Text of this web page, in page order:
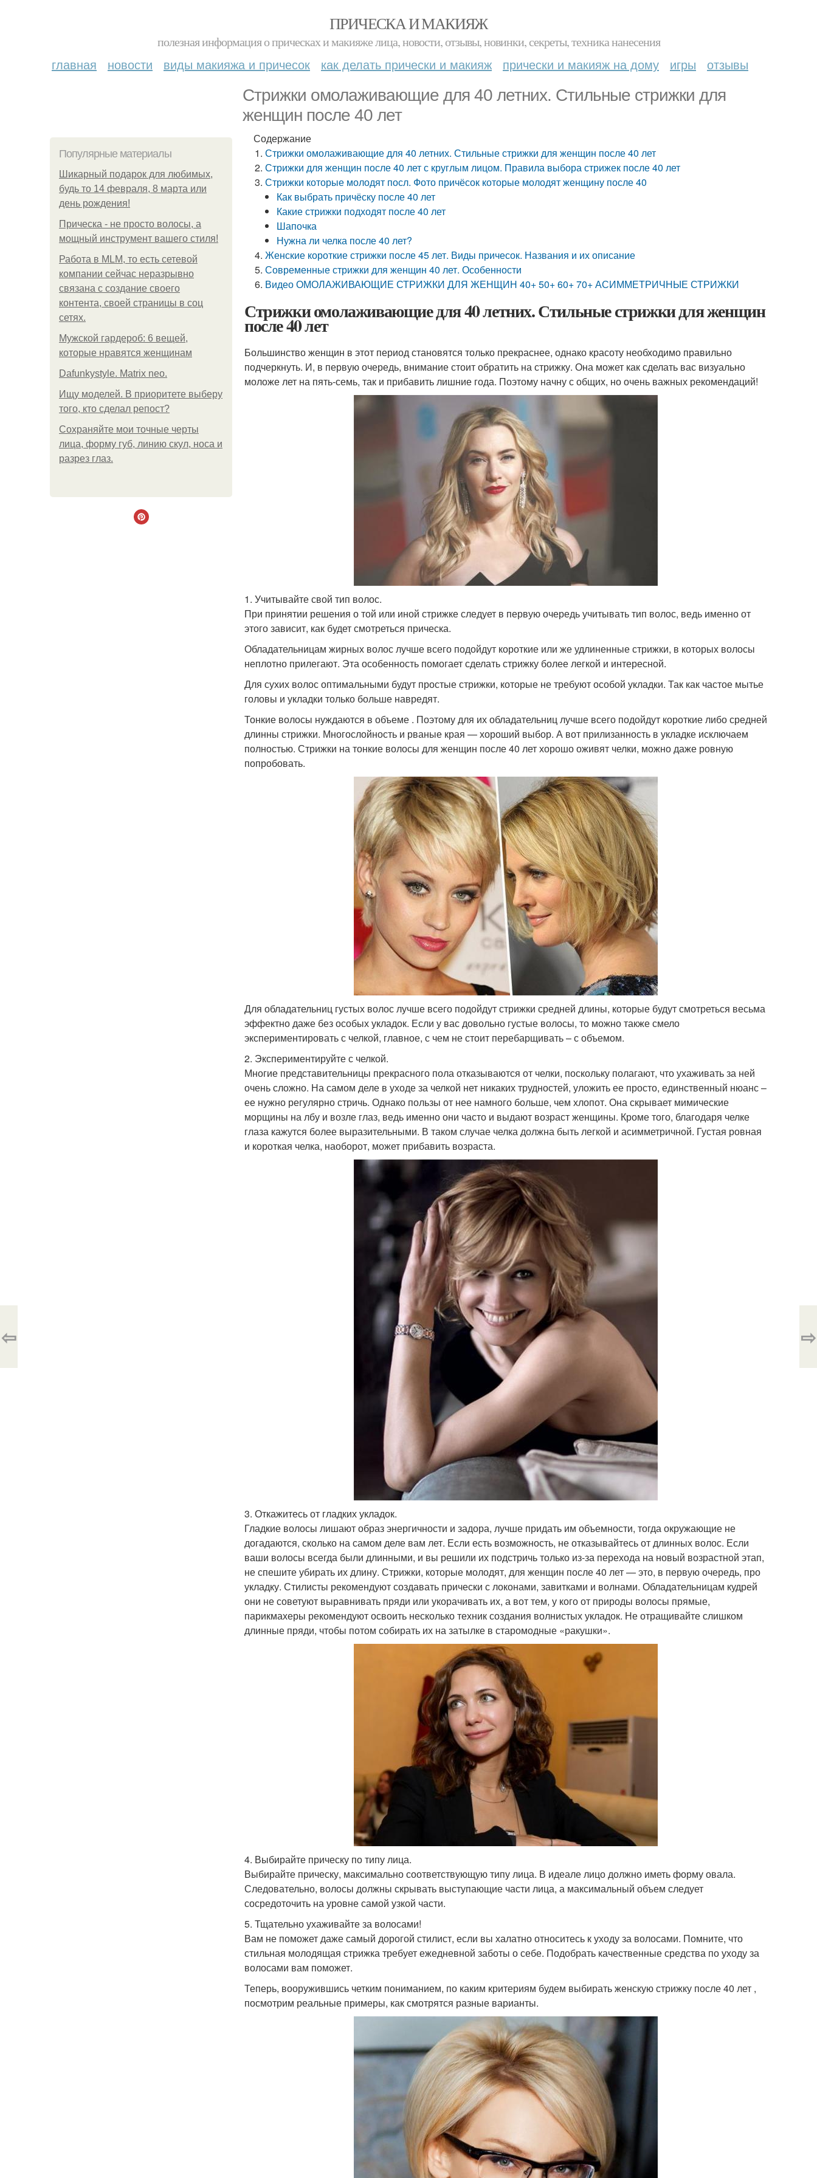
ПРИЧЕСКА И МАКИЯЖ
полезная информация о прическах и макияже лица, новости, отзывы, новинки, секреты, техника нанесения
главная новости виды макияжа и причесок как делать прически и макияж прически и макияж на дому игры отзывы
Стрижки омолаживающие для 40 летних. Стильные стрижки для
женщин после 40 лет
Популярные материалы
Шикарный подарок для любимых,
будь то 14 февраля, 8 марта или
день рождения!
Прическа - не просто волосы, а
мощный инструмент вашего стиля!
Работа в MLM, то есть сетевой
компании сейчас неразрывно
связана с создание своего
контента, своей страницы в соц
сетях.
Мужской гардероб: 6 вещей,
которые нравятся женщинам
Dafunkystyle. Matrix neo.
Ищу моделей. В приоритете выберу
того, кто сделал репост?
Сохраняйте мои точные черты
лица, форму губ, линию скул, носа и
разрез глаз.
Содержание
Стрижки омолаживающие для 40 летних. Стильные стрижки для женщин после 40 лет
Стрижки для женщин после 40 лет с круглым лицом. Правила выбора стрижек после 40 лет
Стрижки которые молодят посл. Фото причёсок которые молодят женщину после 40
Как выбрать причёску после 40 лет
Какие стрижки подходят после 40 лет
Шапочка
Нужна ли челка после 40 лет?
Женские короткие стрижки после 45 лет. Виды причесок. Названия и их описание
Современные стрижки для женщин 40 лет. Особенности
Видео ОМОЛАЖИВАЮЩИЕ СТРИЖКИ ДЛЯ ЖЕНЩИН 40+ 50+ 60+ 70+ АСИММЕТРИЧНЫЕ СТРИЖКИ
Стрижки омолаживающие для 40 летних. Стильные стрижки для женщин
после 40 лет
Большинство женщин в этот период становятся только прекраснее, однако красоту необходимо правильно
подчеркнуть. И, в первую очередь, внимание стоит обратить на стрижку. Она может как сделать вас визуально
моложе лет на пять-семь, так и прибавить лишние года. Поэтому начну с общих, но очень важных рекомендаций!
1. Учитывайте свой тип волос.
При принятии решения о той или иной стрижке следует в первую очередь учитывать тип волос, ведь именно от
этого зависит, как будет смотреться прическа.
Обладательницам жирных волос лучше всего подойдут короткие или же удлиненные стрижки, в которых волосы
неплотно прилегают. Эта особенность помогает сделать стрижку более легкой и интересной.
Для сухих волос оптимальными будут простые стрижки, которые не требуют особой укладки. Так как частое мытье
головы и укладки только больше навредят.
Тонкие волосы нуждаются в объеме . Поэтому для их обладательниц лучше всего подойдут короткие либо средней
длинны стрижки. Многослойность и рваные края — хороший выбор. А вот прилизанность в укладке исключаем
полностью. Стрижки на тонкие волосы для женщин после 40 лет хорошо оживят челки, можно даже ровную
попробовать.
Для обладательниц густых волос лучше всего подойдут стрижки средней длины, которые будут смотреться весьма
эффектно даже без особых укладок. Если у вас довольно густые волосы, то можно также смело
экспериментировать с челкой, главное, с чем не стоит перебарщивать – с объемом.
2. Экспериментируйте с челкой.
Многие представительницы прекрасного пола отказываются от челки, поскольку полагают, что ухаживать за ней
очень сложно. На самом деле в уходе за челкой нет никаких трудностей, уложить ее просто, единственный нюанс –
ее нужно регулярно стричь. Однако пользы от нее намного больше, чем хлопот. Она скрывает мимические
морщины на лбу и возле глаз, ведь именно они часто и выдают возраст женщины. Кроме того, благодаря челке
глаза кажутся более выразительными. В таком случае челка должна быть легкой и асимметричной. Густая ровная
и короткая челка, наоборот, может прибавить возраста.
3. Откажитесь от гладких укладок.
Гладкие волосы лишают образ энергичности и задора, лучше придать им объемности, тогда окружающие не
догадаются, сколько на самом деле вам лет. Если есть возможность, не отказывайтесь от длинных волос. Если
ваши волосы всегда были длинными, и вы решили их подстричь только из-за перехода на новый возрастной этап,
не спешите убирать их длину. Стрижки, которые молодят, для женщин после 40 лет — это, в первую очередь, про
укладку. Стилисты рекомендуют создавать прически с локонами, завитками и волнами. Обладательницам кудрей
они не советуют выравнивать пряди или укорачивать их, а вот тем, у кого от природы волосы прямые,
парикмахеры рекомендуют освоить несколько техник создания волнистых укладок. Не отращивайте слишком
длинные пряди, чтобы потом собирать их на затылке в старомодные «ракушки».
4. Выбирайте прическу по типу лица.
Выбирайте прическу, максимально соответствующую типу лица. В идеале лицо должно иметь форму овала.
Следовательно, волосы должны скрывать выступающие части лица, а максимальный объем следует
сосредоточить на уровне самой узкой части.
5. Тщательно ухаживайте за волосами!
Вам не поможет даже самый дорогой стилист, если вы халатно относитесь к уходу за волосами. Помните, что
стильная молодящая стрижка требует ежедневной заботы о себе. Подобрать качественные средства по уходу за
волосами вам поможет.
Теперь, вооружившись четким пониманием, по каким критериям будем выбирать женскую стрижку после 40 лет ,
посмотрим реальные примеры, как смотрятся разные варианты.
⇦ ⇨